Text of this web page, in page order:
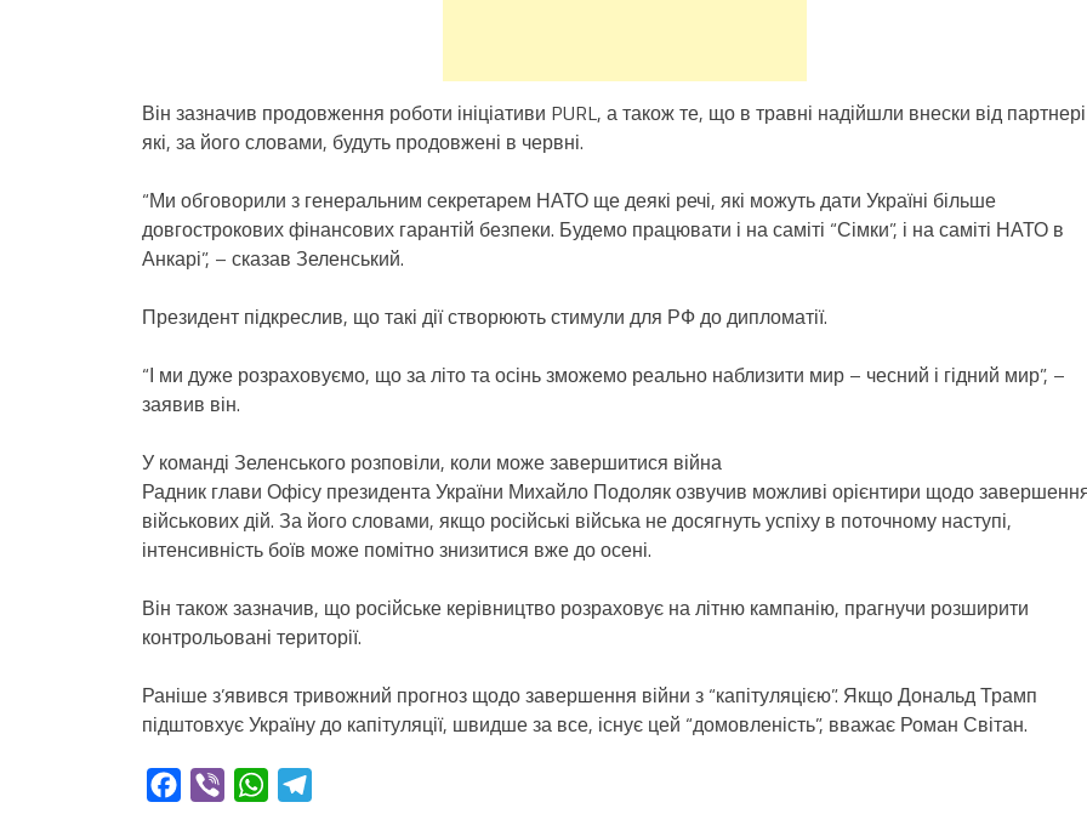
Він зазначив продовження роботи ініціативи PURL, а також те, що в травні надійшли внески від
які, за його словами, будуть продовжені в червні.
“Ми обговорили з генеральним секретарем НАТО ще деякі речі, які можуть дати Україні більше
довгострокових фінансових гарантій безпеки. Будемо працювати і на саміті “Сімки”, і на саміті НАТО в
Анкарі”, – сказав Зеленський.
Президент підкреслив, що такі дії створюють стимули для РФ до дипломатії.
“І ми дуже розраховуємо, що за літо та осінь зможемо реально наблизити мир – чесний і гідний мир”, –
заявив він.
У команді Зеленського розповіли, коли може завершитися війна
Радник глави Офісу президента України Михайло Подоляк озвучив можливі орієнтири щодо
військових дій. За його словами, якщо російські війська не досягнуть успіху в поточному наступі,
інтенсивність боїв може помітно знизитися вже до осені.
Він також зазначив, що російське керівництво розраховує на літню кампанію, прагнучи розширити
контрольовані території.
Раніше з’явився тривожний прогноз щодо завершення війни з “капітуляцією”. Якщо Дональд Трамп
підштовхує Україну до капітуляції, швидше за все, існує цей “домовленість”, вважає Роман Світан.
Facebook
Viber WhatsApp